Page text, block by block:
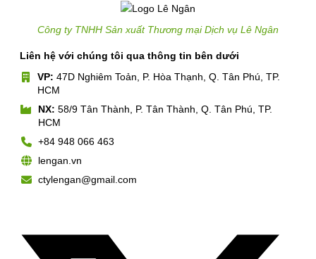
Công ty TNHH Sản xuất Thương mại Dịch vụ Lê Ngân
Liên hệ với chúng tôi qua thông tin bên dưới
VP: 47D Nghiêm Toản, P. Hòa Thạnh, Q. Tân Phú, TP.
HCM
NX: 58/9 Tân Thành, P. Tân Thành, Q. Tân Phú, TP.
HCM
+84 948 066 463
lengan.vn
ctylengan@gmail.com